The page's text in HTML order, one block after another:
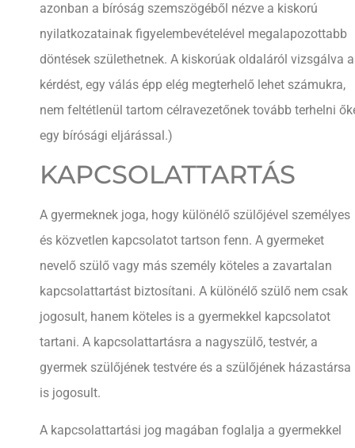
azonban a bíróság szemszögéből nézve a kiskorú
nyilatkozatainak figyelembevételével megalapozottabb
döntések születhetnek. A kiskorúak oldaláról vizsgálva a
kérdést, egy válás épp elég megterhelő lehet számukra,
nem feltétlenül tartom célravezetőnek tovább terhelni
egy bírósági eljárással.)
KAPCSOLATTARTÁS
A gyermeknek joga, hogy különélő szülőjével személyes
és közvetlen kapcsolatot tartson fenn. A gyermeket
nevelő szülő vagy más személy köteles a zavartalan
kapcsolattartást biztosítani. A különélő szülő nem csak
jogosult, hanem köteles is a gyermekkel kapcsolatot
tartani. A kapcsolattartásra a nagyszülő, testvér, a
gyermek szülőjének testvére és a szülőjének házastársa
is jogosult.
A kapcsolattartási jog magában foglalja a gyermekkel